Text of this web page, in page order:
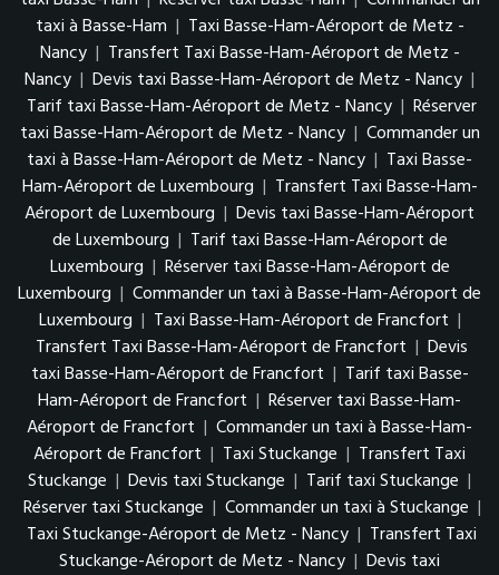
taxi à Basse-Ham | Taxi Basse-Ham-Aéroport de Metz -
Nancy | Transfert Taxi Basse-Ham-Aéroport de Metz -
Nancy | Devis taxi Basse-Ham-Aéroport de Metz - Nancy |
Tarif taxi Basse-Ham-Aéroport de Metz - Nancy | Réserver
taxi Basse-Ham-Aéroport de Metz - Nancy | Commander un
taxi à Basse-Ham-Aéroport de Metz - Nancy | Taxi Basse-
Ham-Aéroport de Luxembourg | Transfert Taxi Basse-Ham-
Aéroport de Luxembourg | Devis taxi Basse-Ham-Aéroport
de Luxembourg | Tarif taxi Basse-Ham-Aéroport de
Luxembourg | Réserver taxi Basse-Ham-Aéroport de
Luxembourg | Commander un taxi à Basse-Ham-Aéroport de
Luxembourg | Taxi Basse-Ham-Aéroport de Francfort |
Transfert Taxi Basse-Ham-Aéroport de Francfort | Devis
taxi Basse-Ham-Aéroport de Francfort | Tarif taxi Basse-
Ham-Aéroport de Francfort | Réserver taxi Basse-Ham-
Aéroport de Francfort | Commander un taxi à Basse-Ham-
Aéroport de Francfort | Taxi Stuckange | Transfert Taxi
Stuckange | Devis taxi Stuckange | Tarif taxi Stuckange |
Réserver taxi Stuckange | Commander un taxi à Stuckange |
Taxi Stuckange-Aéroport de Metz - Nancy | Transfert Taxi
Stuckange-Aéroport de Metz - Nancy | Devis taxi